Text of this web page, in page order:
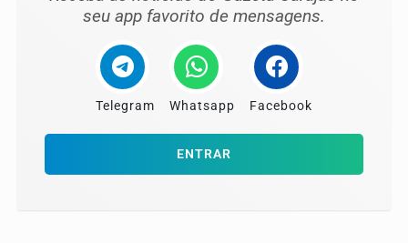
seu app favorito de mensagens.
Telegram Whatsapp Facebook
ENTRAR